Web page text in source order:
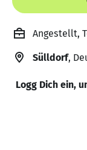
Angestellt,
Sülldorf,
Logg Dich ein,